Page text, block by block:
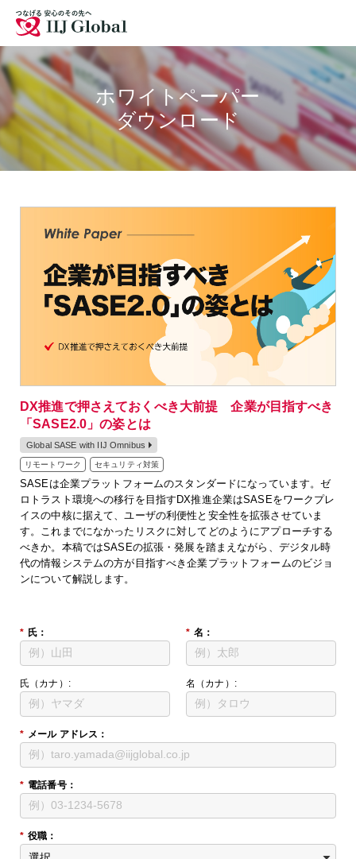
拠点
採用情報 お問い合わせ
サイトマップ English
ホワイトペーパー
ダウンロード
DX推進で押さえておくべき大前提 企業が目指すべき
「SASE2.0」の姿とは
Global SASE with IIJ Omnibus
リモートワーク セキュリティ対策
SASEは企業プラットフォームのスタンダードになっています。ゼ
ロトラスト環境への移行を目指すDX推進企業はSASEをワークプレ
イスの中核に据えて、ユーザの利便性と安全性を拡張させていま
す。これまでになかったリスクに対してどのようにアプローチする
べきか。本稿ではSASEの拡張・発展を踏まえながら、デジタル時
代の情報システムの方が目指すべき企業プラットフォームのビジョ
ンについて解説します。
* 氏： * 名：
氏（カナ）: 名（カナ）:
* メール アドレス：
* 電話番号：
* 役職：